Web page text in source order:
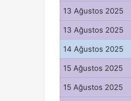
13 Ağustos 2025
13 Ağustos 2025
14 Ağustos 2025
15 Ağustos 2025
15 Ağustos 2025